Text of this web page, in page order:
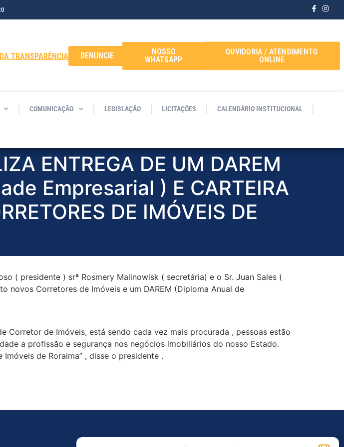
TRANSPARÊNCIA DENUNCIE
NOSSO
WHATSAPP
OUVIDORIA / ATENDIMENTO
ONLINE
COMUNICAÇÃO LEGISLAÇÃO LICITAÇÕES CALENDÁRIO INSTITUCIONAL
ENTREGA DE UM DAREM
Empresarial ) E CARTEIRA
DE IMÓVEIS DE
( presidente ) srª Rosmery Malinowisk ( secretária) e o Sr. Juan Sales (
Corretores de Imóveis e um DAREM (Diploma Anual de
de Imóveis, está sendo cada vez mais procurada , pessoas estão
a profissão e segurança nos negócios imobiliários do nosso Estado.
de Roraima” , disse o presidente .